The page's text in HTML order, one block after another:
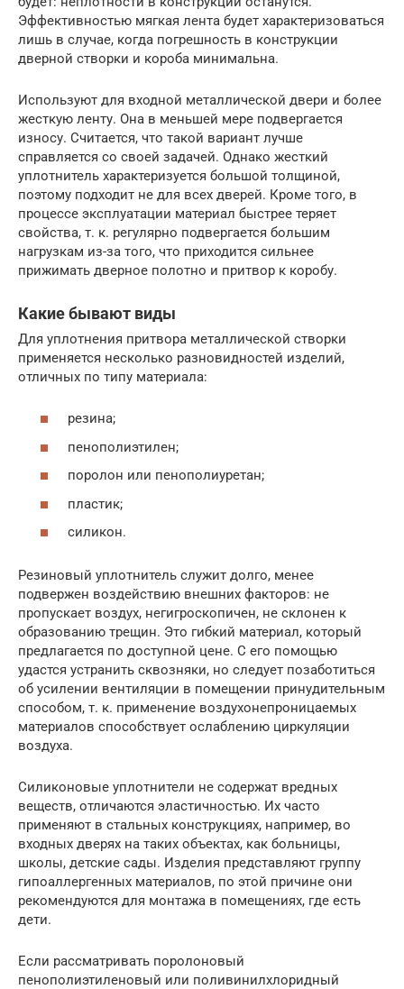
Эффективностью мягкая лента будет характеризоваться
лишь в случае, когда погрешность в конструкции
дверной створки и короба минимальна.
Используют для входной металлической двери и более
жесткую ленту. Она в меньшей мере подвергается
износу. Считается, что такой вариант лучше
справляется со своей задачей. Однако жесткий
уплотнитель характеризуется большой толщиной,
поэтому подходит не для всех дверей. Кроме того, в
процессе эксплуатации материал быстрее теряет
свойства, т. к. регулярно подвергается большим
нагрузкам из-за того, что приходится сильнее
прижимать дверное полотно и притвор к коробу.
Какие бывают виды
Для уплотнения притвора металлической створки
применяется несколько разновидностей изделий,
отличных по типу материала:
резина;
пенополиэтилен;
поролон или пенополиуретан;
пластик;
силикон.
Резиновый уплотнитель служит долго, менее
подвержен воздействию внешних факторов: не
пропускает воздух, негигроскопичен, не склонен к
образованию трещин. Это гибкий материал, который
предлагается по доступной цене. С его помощью
удастся устранить сквозняки, но следует позаботиться
об усилении вентиляции в помещении принудительным
способом, т. к. применение воздухонепроницаемых
материалов способствует ослаблению циркуляции
воздуха.
Силиконовые уплотнители не содержат вредных
веществ, отличаются эластичностью. Их часто
применяют в стальных конструкциях, например, во
входных дверях на таких объектах, как больницы,
школы, детские сады. Изделия представляют группу
гипоаллергенных материалов, по этой причине они
рекомендуются для монтажа в помещениях, где есть
дети.
Если рассматривать поролоновый
пенополиэтиленовый или поливинилхлоридный